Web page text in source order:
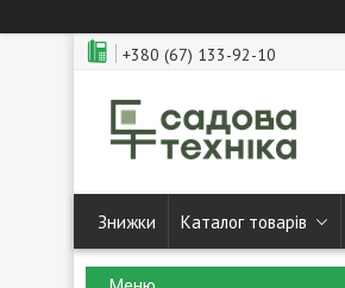
+380 (67) 133-92-10
Знижки Каталог товарів